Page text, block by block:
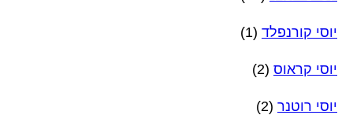
יוסי קורנפלד (1)
יוסי קראוס (2)
יוסי רוטנר (2)